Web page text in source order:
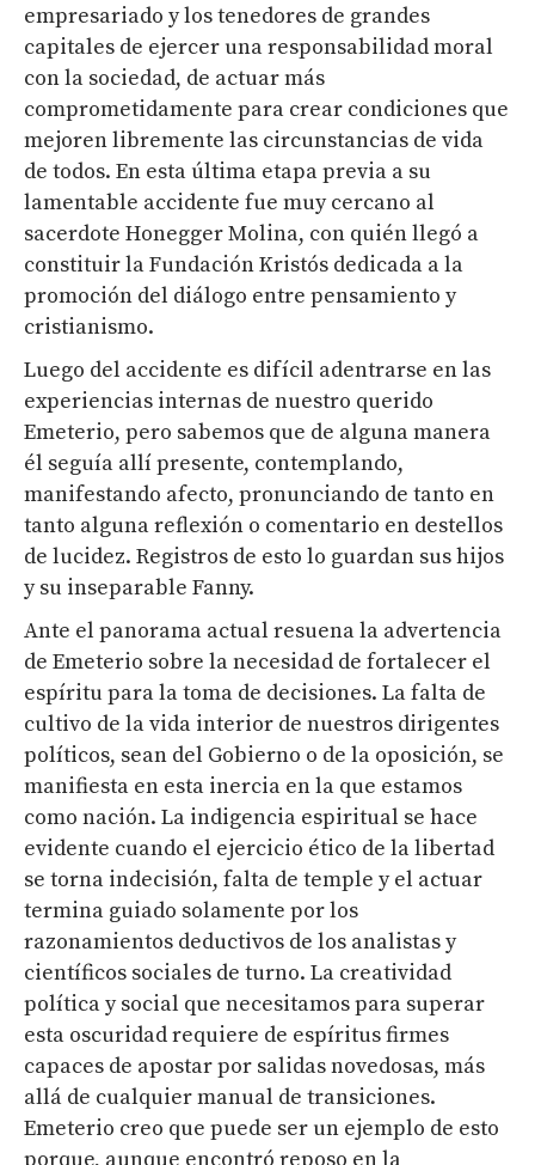
empresariado y los tenedores de grandes
capitales de ejercer una responsabilidad moral
con la sociedad, de actuar más
comprometidamente para crear condiciones que
mejoren libremente las circunstancias de vida
de todos. En esta última etapa previa a su
lamentable accidente fue muy cercano al
sacerdote Honegger Molina, con quién llegó a
constituir la Fundación Kristós dedicada a la
promoción del diálogo entre pensamiento y
cristianismo.
Luego del accidente es difícil adentrarse en las
experiencias internas de nuestro querido
Emeterio, pero sabemos que de alguna manera
él seguía allí presente, contemplando,
manifestando afecto, pronunciando de tanto en
tanto alguna reflexión o comentario en destellos
de lucidez. Registros de esto lo guardan sus hijos
y su inseparable Fanny.
Ante el panorama actual resuena la advertencia
de Emeterio sobre la necesidad de fortalecer el
espíritu para la toma de decisiones. La falta de
cultivo de la vida interior de nuestros dirigentes
políticos, sean del Gobierno o de la oposición, se
manifiesta en esta inercia en la que estamos
como nación. La indigencia espiritual se hace
evidente cuando el ejercicio ético de la libertad
se torna indecisión, falta de temple y el actuar
termina guiado solamente por los
razonamientos deductivos de los analistas y
científicos sociales de turno. La creatividad
política y social que necesitamos para superar
esta oscuridad requiere de espíritus firmes
capaces de apostar por salidas novedosas, más
allá de cualquier manual de transiciones.
Emeterio creo que puede ser un ejemplo de esto